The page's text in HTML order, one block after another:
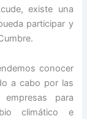
existe una
participar y
conocer
a cabo por las
para
climático e